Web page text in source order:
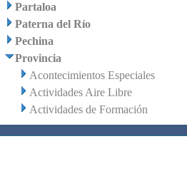
Partaloa
Paterna del Río
Pechina
Provincia
Acontecimientos Especiales
Actividades Aire Libre
Actividades de Formación